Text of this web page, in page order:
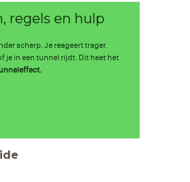
regels en hulp
scherp. Je reageert trager.
je in een tunnel rijdt. Dit heet het